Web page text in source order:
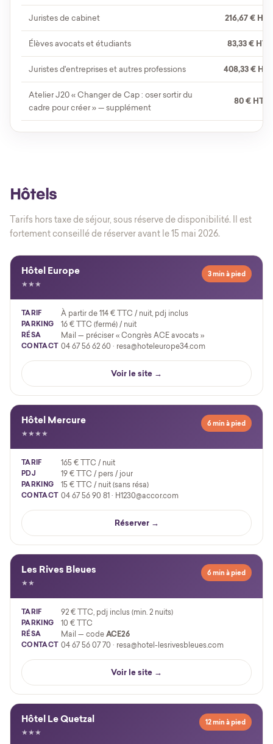
Juristes de cabinet 216,67 € HT
Élèves avocats et étudiants 83,33 € HT
Juristes d'entreprises et autres professions 408,33 € HT
Atelier J20 « Changer de Cap : oser sortir du
cadre pour créer » — supplément
80 € HT
Hôtels
Tarifs hors taxe de séjour, sous réserve de disponibilité. Il est
fortement conseillé de réserver avant le 15 mai 2026.
Hôtel Europe
★★★
3 min à pied
TARIF À partir de 114 € TTC / nuit, pdj inclus
PARKING 16 € TTC (fermé) / nuit
RÉSA Mail — préciser « Congrès ACE avocats »
CONTACT 04 67 56 62 60 · resa@hoteleurope34.com
Voir le site →
Hôtel Mercure
★★★★
6 min à pied
TARIF 165 € TTC / nuit
PDJ 19 € TTC / pers / jour
PARKING 15 € TTC / nuit (sans résa)
CONTACT 04 67 56 90 81 · H1230@accor.com
Réserver →
Les Rives Bleues
★★
6 min à pied
TARIF 92 € TTC, pdj inclus (min. 2 nuits)
PARKING 10 € TTC
RÉSA Mail — codeACE26
CONTACT 04 67 56 07 70 · resa@hotel-lesrivesbleues.com
Voir le site →
Hôtel Le Quetzal
★★★
12 min à pied